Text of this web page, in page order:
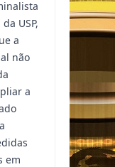
USP,
a
não
a
em